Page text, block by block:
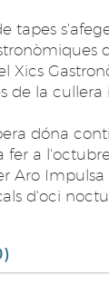
tapes
Xics
de la cullera
dóna
fer a
Aro Impulsa
d'oci